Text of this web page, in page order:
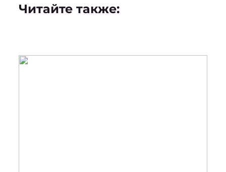
Читайте также: